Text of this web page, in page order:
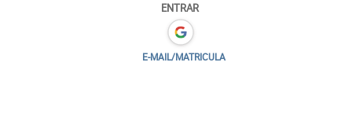
ENTRAR
E-MAIL/MATRICULA